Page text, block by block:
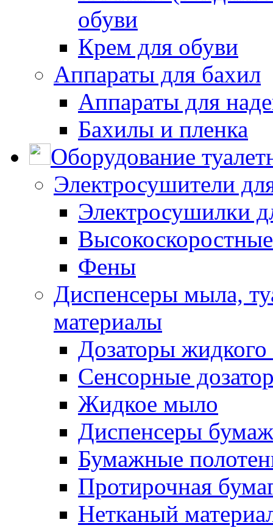
обуви
Крем для обуви
Аппараты для бахил
Аппараты для
Бахилы и пленка
Оборудование
Электросушители
Электросушилки
Фены
Диспенсеры мыла,
материалы
Дозаторы
Сенсорные
Жидкое мыло
Диспенсеры
Бумажные
Протирочная
Нетканый